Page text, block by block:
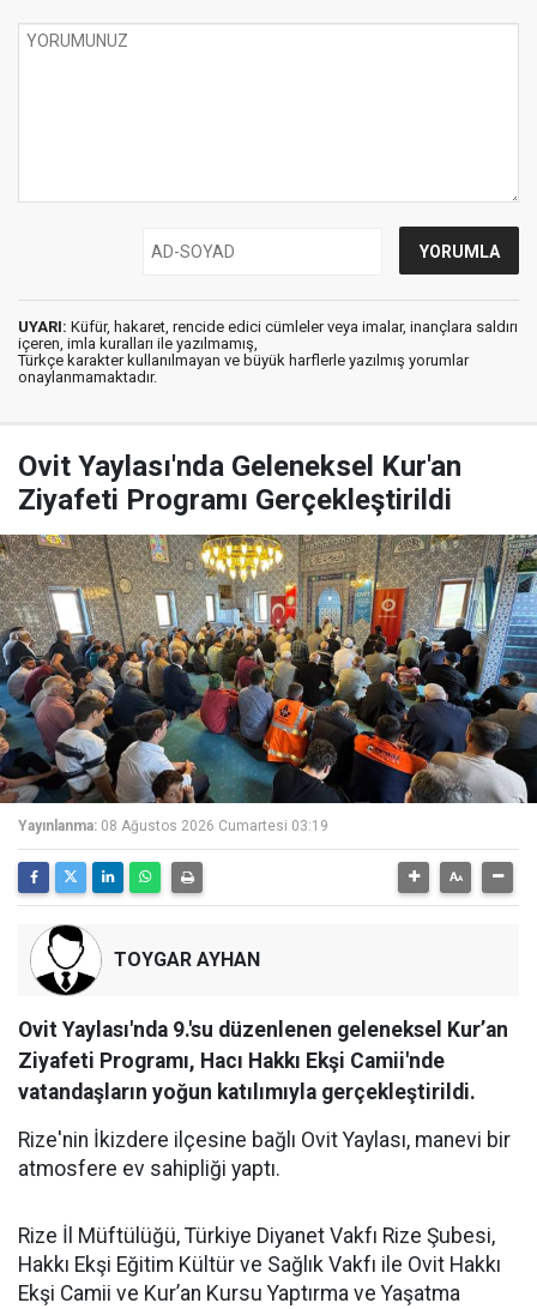
UYARI: Küfür, hakaret, rencide edici cümleler veya imalar, inançlara saldırı
içeren, imla kuralları ile yazılmamış,
Türkçe karakter kullanılmayan ve büyük harflerle yazılmış yorumlar
onaylanmamaktadır.
Ovit Yaylası'nda Geleneksel Kur'an
Ziyafeti Programı Gerçekleştirildi
Yayınlanma: 08 Ağustos 2026 Cumartesi 03:19
TOYGAR AYHAN
Ovit Yaylası'nda 9.'su düzenlenen geleneksel Kur’an
Ziyafeti Programı, Hacı Hakkı Ekşi Camii'nde
vatandaşların yoğun katılımıyla gerçekleştirildi.
Rize'nin İkizdere ilçesine bağlı Ovit Yaylası, manevi bir
atmosfere ev sahipliği yaptı.
Rize İl Müftülüğü, Türkiye Diyanet Vakfı Rize Şubesi,
Hakkı Ekşi Eğitim Kültür ve Sağlık Vakfı ile Ovit Hakkı
Ekşi Camii ve Kur’an Kursu Yaptırma ve Yaşatma